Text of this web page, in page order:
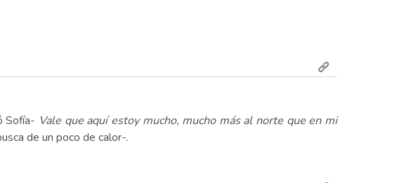
Sofía- Vale que aquí estoy mucho, mucho más al norte que en mi
de un poco de calor-.